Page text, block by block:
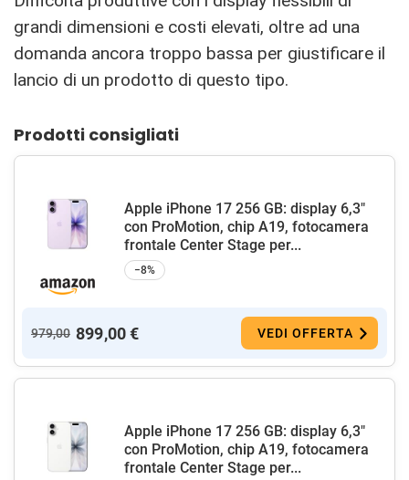
grandi dimensioni e costi elevati, oltre ad una
domanda ancora troppo bassa per giustificare il
lancio di un prodotto di questo tipo.
Prodotti consigliati
Apple iPhone 17 256 GB: display 6,3"
con ProMotion, chip A19, fotocamera
frontale Center Stage per...
−8%
979,00 899,00 € VEDI OFFERTA
Apple iPhone 17 256 GB: display 6,3"
con ProMotion, chip A19, fotocamera
frontale Center Stage per...